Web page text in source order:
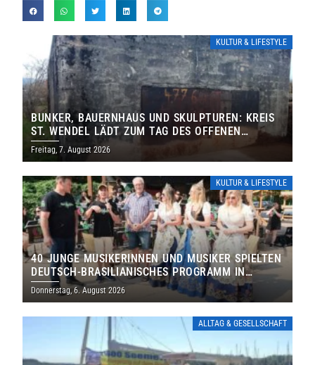
KULTUR & LIFESTYLE
BUNKER, BAUERNHAUS UND SKULPTUREN: KREIS
ST. WENDEL LÄDT ZUM TAG DES OFFENEN
DENKMALS EIN
Freitag, 7. August 2026
KULTUR & LIFESTYLE
40 JUNGE MUSIKERINNEN UND MUSIKER SPIELTEN
DEUTSCH-BRASILIANISCHES PROGRAMM IN
THOLEY
Donnerstag, 6. August 2026
ALLTAG & GESELLSCHAFT